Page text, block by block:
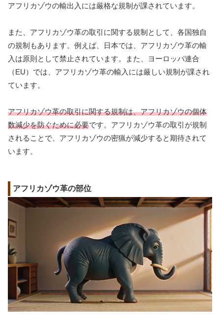
アフリカゾウの輸出入には厳格な規制が課されています。
また、アフリカゾウ革の取引に関する規制として、各国独自
の規制もあります。例えば、日本では、アフリカゾウ革の輸
入は原則として禁止されています。また、ヨーロッパ連合
（EU）では、アフリカゾウ革の輸入には厳しい規制が課され
ています。
アフリカゾウ革の取引に関する規制は、アフリカゾウの個体
数減少を防ぐために必要です。アフリカゾウ革の取引が規制
されることで、アフリカゾウの密猟が減少すると期待されて
います。
アフリカゾウ革の部位